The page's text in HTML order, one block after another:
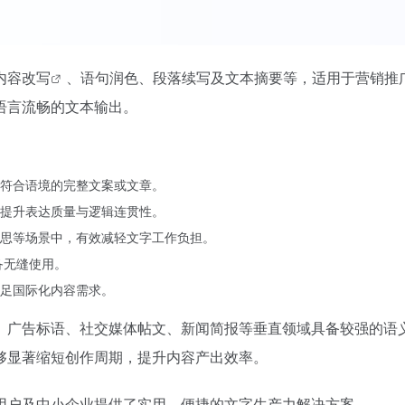
容改写
、语句润色、段落续写及文本摘要等，适用于营销
流畅的文本输出。
合语境的完整文案或文章。
升表达质量与逻辑连贯性。
等场景中，有效减轻文字工作负担。
缝使用。
国际化内容需求。
告标语、社交媒体帖文、新闻简报等垂直领域具备较强的
著缩短创作周期，提升内容产出效率。